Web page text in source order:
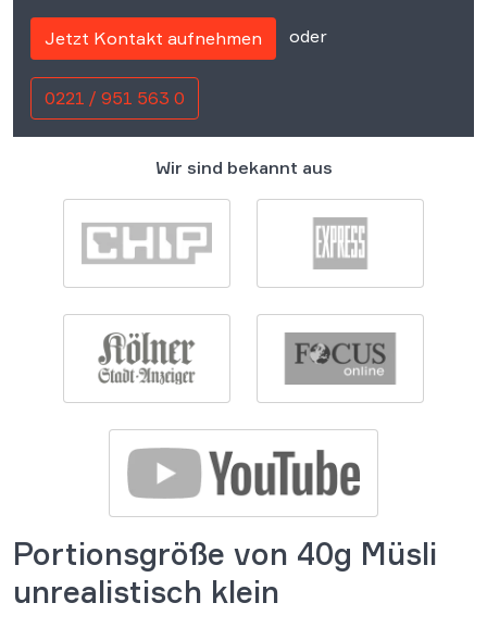
Jetzt Kontakt aufnehmen oder
0221 / 951 563 0
Wir sind bekannt aus
Portionsgröße von 40g Müsli
unrealistisch klein